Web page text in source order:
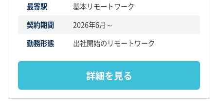
最寄駅
基本リモートワーク
契約期間
2026年6月～
勤務形態
出社開始のリモートワーク
詳細を見る